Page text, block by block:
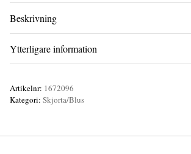
Beskrivning
Ytterligare information
Artikelnr: 1672096
Kategori: Skjorta/Blus